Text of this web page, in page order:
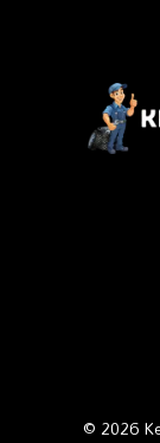
© 2026